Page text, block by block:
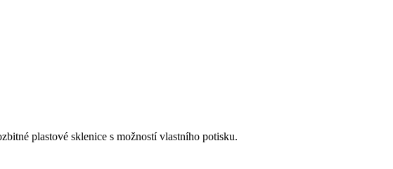
plastové sklenice s možností vlastního potisku.